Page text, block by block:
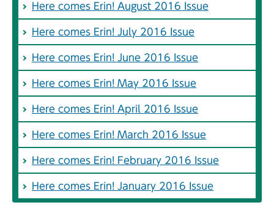
Here comes Erin! August 2016 Issue
Here comes Erin! July 2016 Issue
Here comes Erin! June 2016 Issue
Here comes Erin! May 2016 Issue
Here comes Erin! April 2016 Issue
Here comes Erin! March 2016 Issue
Here comes Erin! February 2016 Issue
Here comes Erin! January 2016 Issue